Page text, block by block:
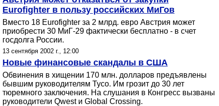
Eurofighter в пользу российских МиГов
Вместо 18 Eurofighter за 2 млрд. евро Австрия может
приобрести 30 МиГ-29 фактически бесплатно - в счет
госдолга России.
13 сентября 2002 г., 12:00
Новые финансовые скандалы в США
Обвинения в хищении 170 млн. долларов предъявлены
бывшим руководителям Tyco. Им грозит до 30 лет
тюремного заключения. На слушания в Конгресс вызваны
руководители Qwest и Global Crossing.